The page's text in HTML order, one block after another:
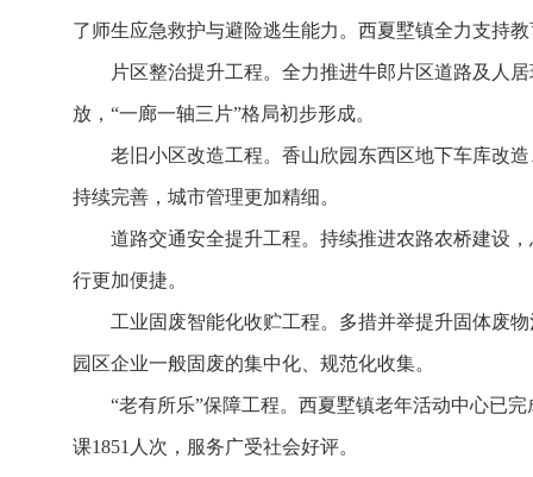
了师生应急救护与避险逃生能力。西夏墅镇全力支持
片区整治提升工程。 全力推进牛郎片区道路及人
放，“一廊一轴三片”格局初步形成。
老旧小区改造工程。 香山欣园东西区地下车库改
持续完善，城市管理更加精细。
道路交通安全提升工程。 持续推进农路农桥建设
行更加便捷。
工业固废智能化收贮工程。 多措并举提升固体废
园区企业一般固废的集中化、规范化收集。
“老有所乐”保障工程。 西夏墅镇老年活动中心已
课1851人次，服务广受社会好评。